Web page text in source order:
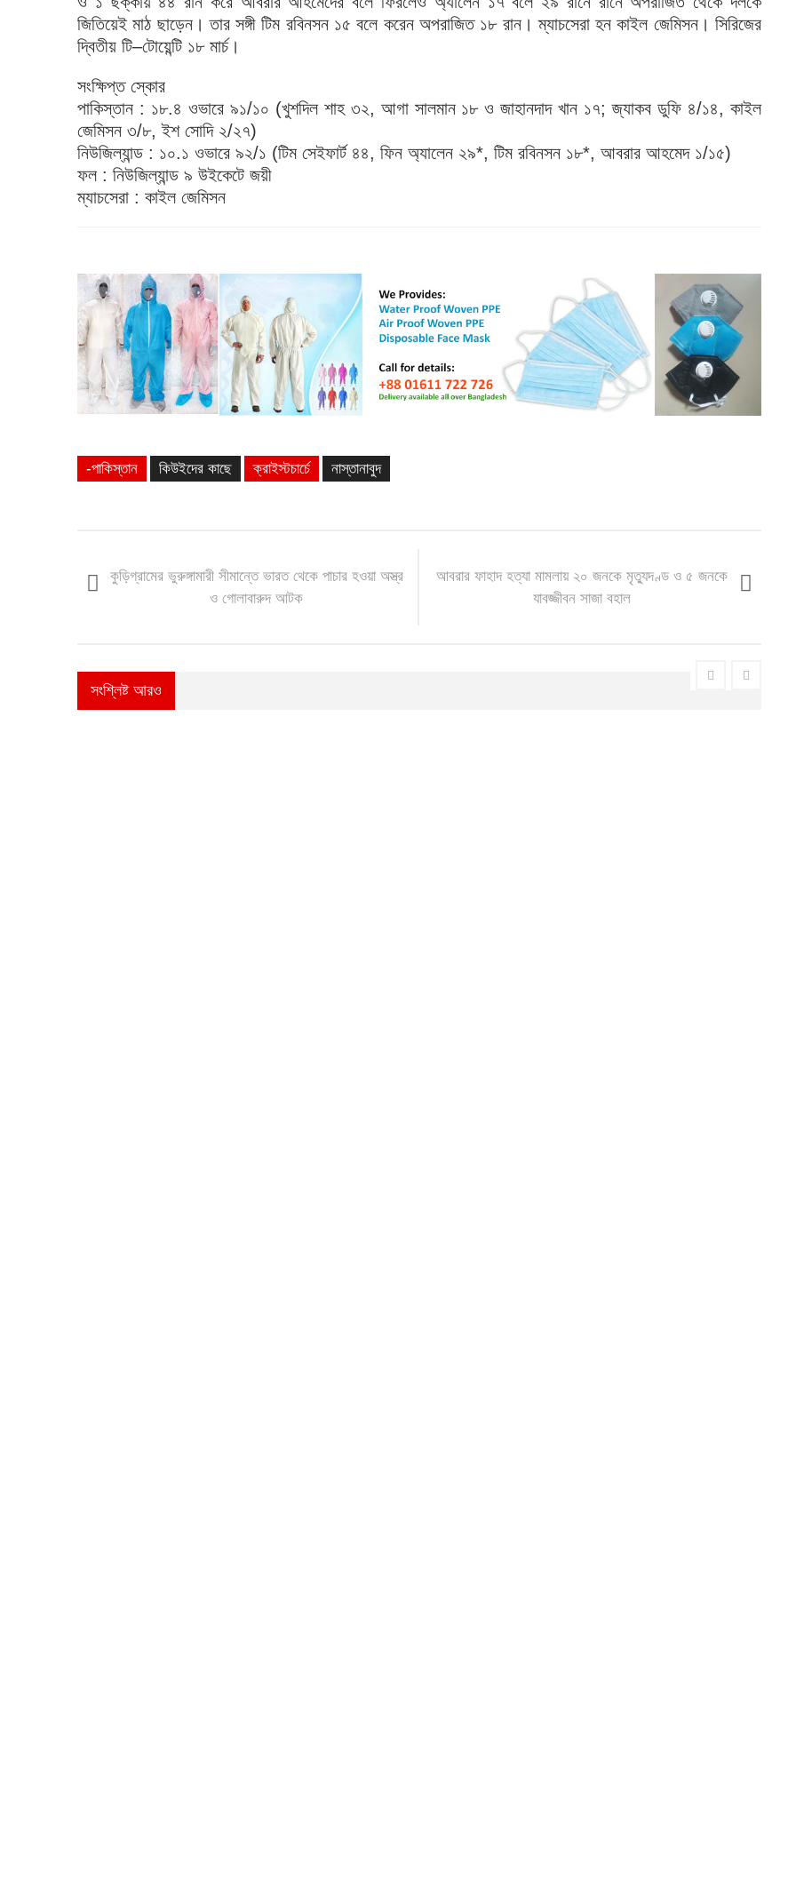
জিতিয়েই মাঠ ছাড়েন। তার সঙ্গী টিম রবিনসন ১৫ বলে করেন অপরাজিত ১৮ রান। ম্যাচসেরা হন কাইল জেমিসন। সিরিজের
দ্বিতীয় টি–টোয়েন্টি ১৮ মার্চ।
সংক্ষিপ্ত স্কোর
পাকিস্তান : ১৮.৪ ওভারে ৯১/১০ (খুশদিল শাহ ৩২, আগা সালমান ১৮ ও জাহানদাদ খান ১৭; জ্যাকব ডুফি ৪/১৪, কাইল
জেমিসন ৩/৮, ইশ সোদি ২/২৭)
নিউজিল্যান্ড : ১০.১ ওভারে ৯২/১ (টিম সেইফার্ট ৪৪, ফিন অ্যালেন ২৯*, টিম রবিনসন ১৮*, আবরার আহমেদ ১/১৫)
ফল : নিউজিল্যান্ড ৯ উইকেটে জয়ী
ম্যাচসেরা : কাইল জেমিসন
-পাকিস্তান কিউইদের কাছে ক্রাইস্টচার্চে নাস্তানাবুদ
কুড়িগ্রামের ভুরুঙ্গামারী সীমান্তে ভারত থেকে পাচার হওয়া অস্ত্র
ও গোলাবারুদ আটক
আবরার ফাহাদ হত্যা মামলায় ২০ জনকে মৃত্যুদণ্ড ও ৫ জনকে
যাবজ্জীবন সাজা বহাল
সংশ্লিষ্ট আরও